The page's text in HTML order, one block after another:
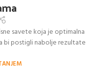
savete koja je optimalna
bi postigli nabolje rezultate